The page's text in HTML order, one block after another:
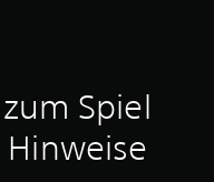
t
u
Spiel